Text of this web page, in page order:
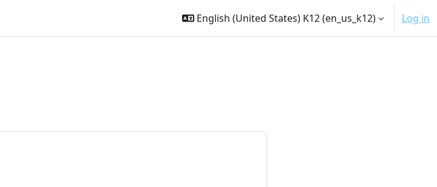
English (United States) K12 ‎(en_us_k12)‎ Log in